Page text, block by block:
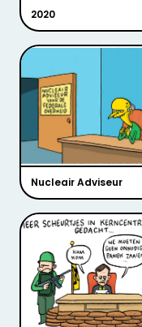
2020
Nucleair Adviseur